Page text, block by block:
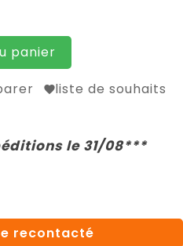
panier
liste de souhaits
le 31/08***
recontacté